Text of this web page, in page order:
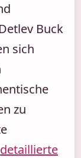
Buck
sich
zu
detaillierte